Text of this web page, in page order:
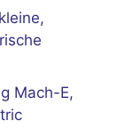
Mach-E,